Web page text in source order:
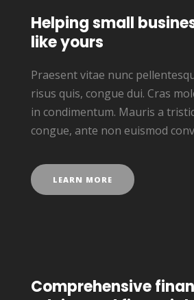
Helping small
like yours
Praesent vitae nunc
risus quis, congue dui. Cras
in condimentum. Mauris a
congue, ante non euismod
LEARN MORE
Comprehensive